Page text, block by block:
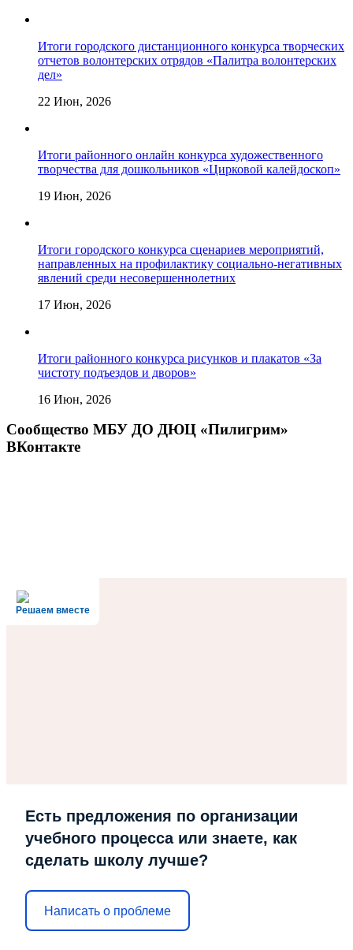
Итоги городского дистанционного конкурса творческих
отчетов волонтерских отрядов «Палитра волонтерских
дел»
22 Июн, 2026
Итоги районного онлайн конкурса художественного
творчества для дошкольников «Цирковой калейдоскоп»
19 Июн, 2026
Итоги городского конкурса сценариев мероприятий,
направленных на профилактику социально-негативных
явлений среди несовершеннолетних
17 Июн, 2026
Итоги районного конкурса рисунков и плакатов «За
чистоту подъездов и дворов»
16 Июн, 2026
Сообщество МБУ ДО ДЮЦ «Пилигрим»
ВКонтакте
Решаем вместе
Есть предложения по организации
учебного процесса или знаете, как
сделать школу лучше?
Написать о проблеме